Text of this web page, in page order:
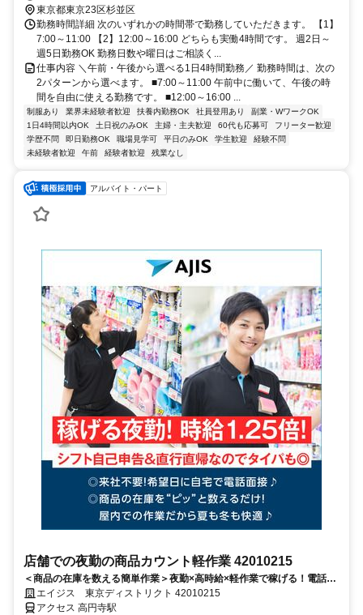
中36）で「杉並車庫前」下車徒歩5分 ●バス（阿佐ケ谷駅・渋谷駅
間、渋66）で「セシオン杉並前」下車徒歩2分 ●バス（永福町・高円
寺駅間、高45）で「新高円寺駅」下車徒歩7分 ●バス（中野駅・高円
寺駅南口間、中86）で「高円寺陸橋」下車徒歩3分
東京都東京23区杉並区
勤務時間詳細 次のいずれかの時間帯で勤務していただきます。 【1】
7:00～11:00 【2】12:00～16:00 どちらも実働4時間です。 週2日～
週5日勤務OK 勤務日数や曜日はご相談く...
仕事内容 ＼午前・午後から選べる1日4時間勤務／ 勤務時間は、次の
2パターンから選べます。 ■7:00～11:00 午前中に働いて、午後の時
間を自由に使える勤務です。 ■12:00～16:00 ...
制服あり 業界未経験者歓迎 扶養内勤務OK 社員登用あり
副業・WワークOK
1日4時間以内OK
土日祝のみOK 主婦・主夫歓迎 60代も応募可
フリーター歓迎
学歴不問
即日勤務OK 職場見学可 平日のみOK 学生歓迎
経験不問
未経験者歓迎
午前 経験者歓迎 残業なし
アルバイト・パート
店舗での夜勤の商品カウント軽作業 42010215
＜商品の在庫を数える簡単作業＞夜勤×高時給×軽作業で稼げる！電話面
接で来社＆履歴書不要！
エイジス 東京ディストリクト 42010215
アクセス 高円寺駅